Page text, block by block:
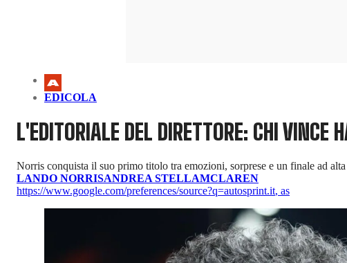
EDICOLA
L'EDITORIALE DEL DIRETTORE: CHI VINCE
Norris conquista il suo primo titolo tra emozioni, sorprese e un finale ad
LANDO NORRISANDREA STELLAMCLAREN
https://www.google.com/preferences/source?q=autosprint.it, as